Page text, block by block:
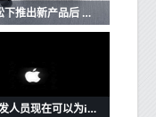
JBL和松下推出新产品后 苹果AirPods的竞争加剧
苹果开发人员现在可以为iOS和Mac应用程序创建单一购买的应用程序版本